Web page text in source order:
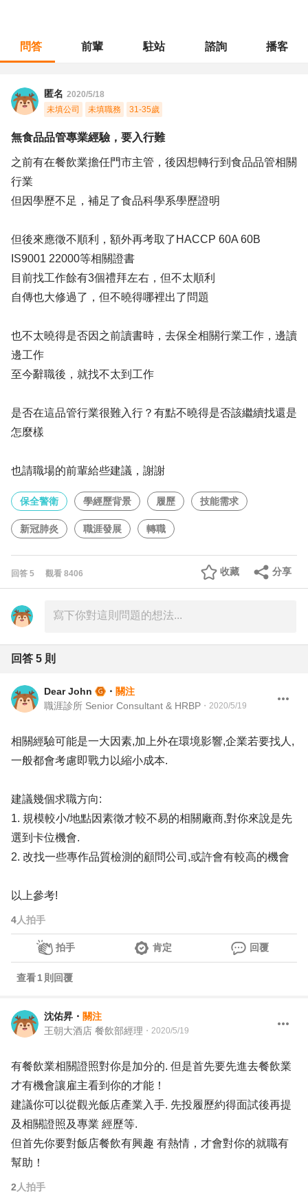
問答 前輩 駐站 諮詢 播客
匿名 2020/5/18
未填公司
未填職務 31-35歲
無食品品管專業經驗，要入行難
之前有在餐飲業擔任門市主管，後因想轉行到食品品管相關
行業
但因學歷不足，補足了食品科學系學歷證明
但後來應徵不順利，額外再考取了HACCP 60A 60B
IS9001 22000等相關證書
目前找工作餘有3個禮拜左右，但不太順利
自傳也大修過了，但不曉得哪裡出了問題
也不太曉得是否因之前讀書時，去保全相關行業工作，邊讀
邊工作
至今辭職後，就找不太到工作
是否在這品管行業很難入行？有點不曉得是否該繼續找還是
怎麼樣
也請職場的前輩給些建議，謝謝
保全警衛 學經歷背景 履歷 技能需求
新冠肺炎 職涯發展 轉職
回答 5 觀看 8406 分享
收藏
回答 5 則
Dear John ・ 關注
職涯診所 Senior Consultant & HRBP ・ 2020/5/19
相關經驗可能是一大因素,加上外在環境影響,企業若要找人,
一般都會考慮即戰力以縮小成本.
建議幾個求職方向:
1. 規模較小/地點因素徵才較不易的相關廠商,對你來說是先
選到卡位機會.
2. 改找一些專作品質檢測的顧問公司,或許會有較高的機會
以上參考!
4人拍手
拍手 肯定 回覆
查看1 則回覆
沈佑昇 ・ 關注
王朝大酒店 餐飲部經理 ・ 2020/5/19
有餐飲業相關證照對你是加分的. 但是首先要先進去餐飲業
才有機會讓雇主看到你的才能！
建議你可以從觀光飯店產業入手. 先投履歷約得面試後再提
及相關證照及專業 經歷等.
但首先你要對飯店餐飲有興趣 有熱情，才會對你的就職有
幫助！
2 人拍手